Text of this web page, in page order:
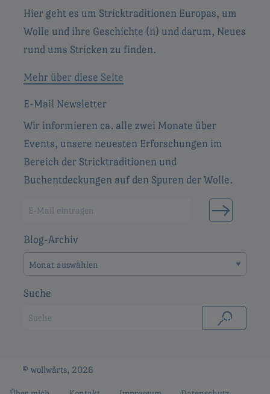
Hier geht es um Stricktraditionen Europas, um
Wolle und ihre Geschichte (n) und darum, Neues
rund ums Stricken zu finden.
Mehr über diese Seite
E-Mail Newsletter
Wir informieren ca. alle zwei Monate über
Events, unsere neuesten Erforschungen im
Bereich der Stricktraditionen und
Buchentdeckungen auf den Spuren der Wolle.
Blog-Archiv
Blog-
Archiv
Suche
© wollwärts, 2026